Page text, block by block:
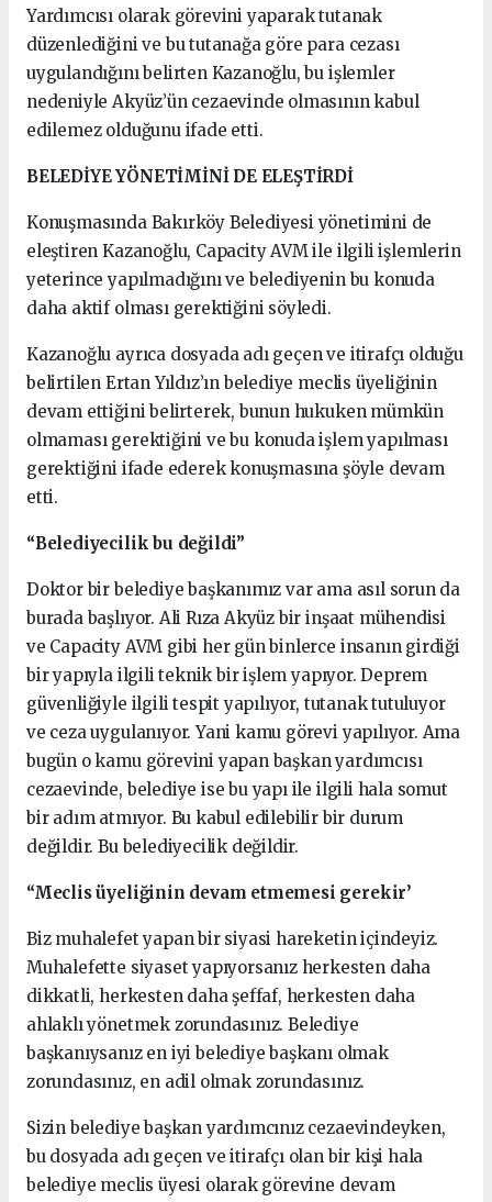
Yardımcısı olarak görevini yaparak tutanak
düzenlediğini ve bu tutanağa göre para cezası
uygulandığını belirten Kazanoğlu, bu işlemler
nedeniyle Akyüz’ün cezaevinde olmasının kabul
edilemez olduğunu ifade etti.
BELEDİYE YÖNETİMİNİ DE ELEŞTİRDİ
Konuşmasında Bakırköy Belediyesi yönetimini de
eleştiren Kazanoğlu, Capacity AVM ile ilgili işlemlerin
yeterince yapılmadığını ve belediyenin bu konuda
daha aktif olması gerektiğini söyledi.
Kazanoğlu ayrıca dosyada adı geçen ve itirafçı olduğu
belirtilen Ertan Yıldız’ın belediye meclis üyeliğinin
devam ettiğini belirterek, bunun hukuken mümkün
olmaması gerektiğini ve bu konuda işlem yapılması
gerektiğini ifade ederek konuşmasına şöyle devam
etti.
“Belediyecilik bu değildi”
Doktor bir belediye başkanımız var ama asıl sorun da
burada başlıyor. Ali Rıza Akyüz bir inşaat mühendisi
ve Capacity AVM gibi her gün binlerce insanın girdiği
bir yapıyla ilgili teknik bir işlem yapıyor. Deprem
güvenliğiyle ilgili tespit yapılıyor, tutanak tutuluyor
ve ceza uygulanıyor. Yani kamu görevi yapılıyor. Ama
bugün o kamu görevini yapan başkan yardımcısı
cezaevinde, belediye ise bu yapı ile ilgili hala somut
bir adım atmıyor. Bu kabul edilebilir bir durum
değildir. Bu belediyecilik değildir.
“Meclis üyeliğinin devam etmemesi gerekir’
Biz muhalefet yapan bir siyasi hareketin içindeyiz.
Muhalefette siyaset yapıyorsanız herkesten daha
dikkatli, herkesten daha şeffaf, herkesten daha
ahlaklı yönetmek zorundasınız. Belediye
başkanıysanız en iyi belediye başkanı olmak
zorundasınız, en adil olmak zorundasınız.
Sizin belediye başkan yardımcınız cezaevindeyken,
bu dosyada adı geçen ve itirafçı olan bir kişi hala
belediye meclis üyesi olarak görevine devam